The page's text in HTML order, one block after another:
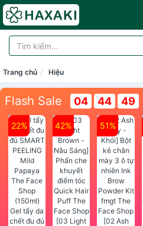
Trang chủ Hiệu
Flash Sale 04 44 49
22%
Gel tẩy da
chết đu đủ
42%
[03 Light
51%
[02 Ash